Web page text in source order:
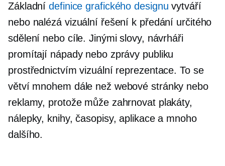
Základnídefinice grafického designu vytváří
nebo nalézá vizuální řešení k předání určitého
sdělení nebo cíle. Jinými slovy, návrháři
promítají nápady nebo zprávy publiku
prostřednictvím vizuální reprezentace. To se
větví mnohem dále než webové stránky nebo
reklamy, protože může zahrnovat plakáty,
nálepky, knihy, časopisy, aplikace a mnoho
dalšího.